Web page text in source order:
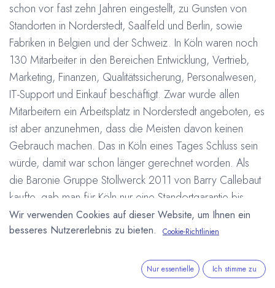
schon vor fast zehn Jahren eingestellt, zu Gunsten von
Standorten in Norderstedt, Saalfeld und Berlin, sowie
Fabriken in Belgien und der Schweiz. In Köln waren noch
130 Mitarbeiter in den Bereichen Entwicklung, Vertrieb,
Marketing, Finanzen, Qualitätssicherung, Personalwesen,
IT-Support und Einkauf beschäftigt. Zwar wurde allen
Mitarbeitern ein Arbeitsplatz in Norderstedt angeboten, es
ist aber anzunehmen, dass die Meisten davon keinen
Gebrauch machen. Das in Köln eines Tages Schluss sein
würde, damit war schon länger gerechnet worden. Als
die Baronie Gruppe Stollwerck 2011 von Barry Callebaut
kaufte, gab man für Köln nur eine Standortgarantie bis
2013. Bereits vor zwei Jahren wurden bei Stollwerck 165
Stellen abgebaut, 70 davon in Köln. Zur Zeit beschäftigt
Wir verwenden Cookies auf dieser Website, um Ihnen ein
besseres Nutzererlebnis zu bieten.
Cookie-Richtlinien
Nur essentielle Ich stimme zu